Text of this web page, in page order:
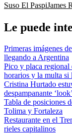
Suso El PaspiJames
Le puede
Primeras imágenes
llegando a Argentina
Pico y placa regional
horarios y la multa si
Cristina Hurtado
despampanante
Tabla de posiciones
Tolima y Fortaleza
Restaurante en el
rieles capitalinos